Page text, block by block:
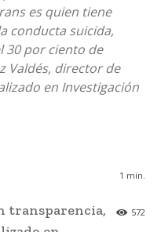
es quien tiene
conducta suicida,
30 por ciento de
Valdés, director de
en Investigación
1 min.
572
transparencia,